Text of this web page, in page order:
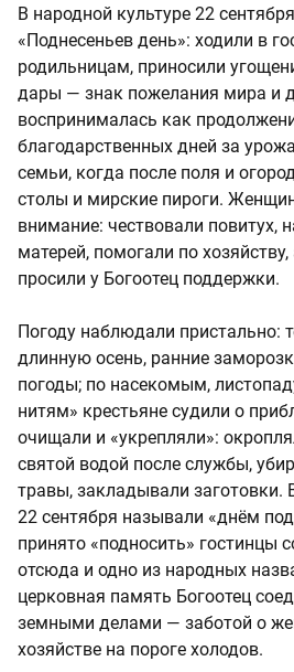
В народной культуре 22
«Поднесеньев день»: ходили в
родильницам, приносили
дары — знак пожелания мира и
воспринималась как
благодарственных дней за
семьи, когда после поля и
столы и мирские пироги.
внимание: чествовали повитух,
матерей, помогали по
просили у Богоотец поддержки.
Погоду наблюдали пристально:
длинную осень, ранние
погоды; по насекомым,
нитям» крестьяне судили о
очищали и «укрепляли»:
святой водой после службы,
травы, закладывали заготовки.
22 сентября называли «днём
принято «подносить» гостинцы
отсюда и одно из народных
церковная память Богоотец
земными делами — заботой о
хозяйстве на пороге холодов.